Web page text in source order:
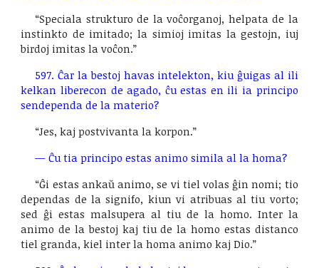
“Speciala strukturo de la voĉorganoj, helpata de la
instinkto de imitado; la simioj imitas la gestojn, iuj
birdoj imitas la voĉon.”
597. Ĉar la bestoj havas intelekton, kiu ĝuigas al ili
kelkan liberecon de agado, ĉu estas en ili ia principo
sendependa de la materio?
“Jes, kaj postvivanta la korpon.”
—Ĉu tia principo estas animo simila al la homa?
“Ĝi estas ankaŭ animo, se vi tiel volas ĝin nomi; tio
dependas de la signifo, kiun vi atribuas al tiu vorto;
sed ĝi estas malsupera al tiu de la homo. Inter la
animo de la bestoj kaj tiu de la homo estas distanco
tiel granda, kiel inter la homa animo kaj Dio.”